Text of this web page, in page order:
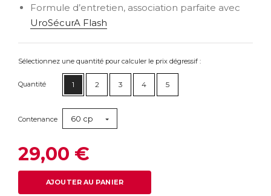
Formule d’entretien, association parfaite avec
UroSécurA Flash
Sélectionnez une quantité pour calculer le prix dégressif :
Quantité 1 2 3 4 5
Contenance 60 cp
29,00 €
AJOUTER AU PANIER